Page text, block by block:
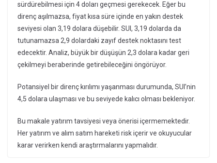
sürdürebilmesi için 4 doları geçmesi gerekecek. Eğer bu
direnç aşılmazsa, fiyat kısa süre içinde en yakın destek
seviyesi olan 3,19 dolara düşebilir. SUI, 3,19 dolarda da
tutunamazsa 2,9 dolardaki zayıf destek noktasını test
edecektir. Analiz, büyük bir düşüşün 2,3 dolara kadar geri
çekilmeyi beraberinde getirebileceğini öngörüyor.
Potansiyel bir direnç kırılımı yaşanması durumunda, SUI’nin
4,5 dolara ulaşması ve bu seviyede kalıcı olması bekleniyor.
Bu makale yatırım tavsiyesi veya önerisi içermemektedir.
Her yatırım ve alım satım hareketi risk içerir ve okuyucular
karar verirken kendi araştırmalarını yapmalıdır.